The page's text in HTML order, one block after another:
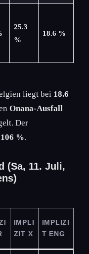
25.3
%
18.6 %
liegt bei 18.6
Onana-Ausfall
Der
106 %.
(Sa, 11. Juli,
IMPLI
ZIT X
IMPLIZI
T ENG